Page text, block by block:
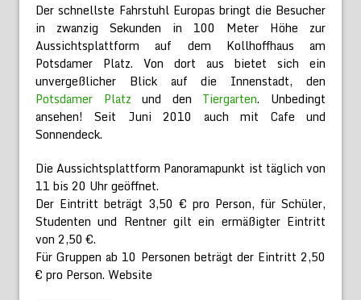
Der schnellste Fahrstuhl Europas bringt die Besucher
in zwanzig Sekunden in 100 Meter Höhe zur
Aussichtsplattform auf dem Kollhoffhaus am
Potsdamer Platz. Von dort aus bietet sich ein
unvergeßlicher Blick auf die Innenstadt, den
Potsdamer Platz und den Tiergarten. Unbedingt
ansehen! Seit Juni 2010 auch mit Cafe und
Sonnendeck.
Die Aussichtsplattform Panoramapunkt ist täglich von
11 bis 20 Uhr geöffnet.
Der Eintritt beträgt 3,50 € pro Person, für Schüler,
Studenten und Rentner gilt ein ermäßigter Eintritt
von 2,50 €.
Für Gruppen ab 10 Personen beträgt der Eintritt 2,50
€ pro Person. Website